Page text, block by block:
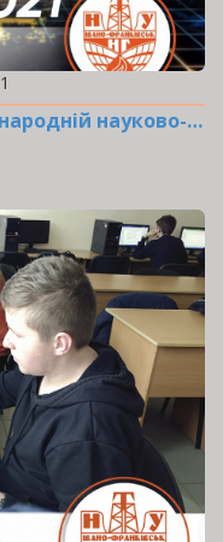
науково-…